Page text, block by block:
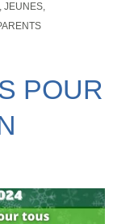
, JEUNES,
POUR